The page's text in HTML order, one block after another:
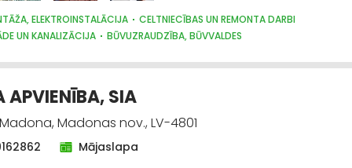
ELEKTROINSTALĀCIJA
CELTNIECĪBAS UN REMONTA DARBI
UN KANALIZĀCIJA
BŪVUZRAUDZĪBA, BŪVVALDES
APVIENĪBA, SIA
Madona, Madonas nov., LV-4801
Mājaslapa